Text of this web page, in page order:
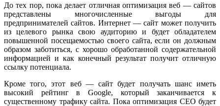
До тех пор, пока делает отличная оптимизация веб — сайтов
представлены многочисленные выгоды для
предпринимателей сайтов. Интернет — сайт может получить
из целевого рынка свою аудиторию и будет обладателем
повышенной посещаемостью своего сайта, если он должным
образом заботиться, с хорошо обработанной содержательной
информацией и как конечный результат получит отличную
ссылку потенциала.
Кроме того, этот веб — сайт будет получать шанс иметь
высокий рейтинг в Google, который заканчивается к
существенному трафику сайта. Пока оптимизация СЕО будет